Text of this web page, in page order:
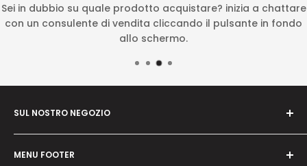
Sei in dubbio su quale prodotto acquistare? inizia a chattare
con un consulente di vendita cliccando il pulsante in fondo
allo schermo.
SUL NOSTRO NEGOZIO
Il nostro obbiettivo è quello di essere il punto di
riferimento per gli esperti del settore e per gli
MENU FOOTER